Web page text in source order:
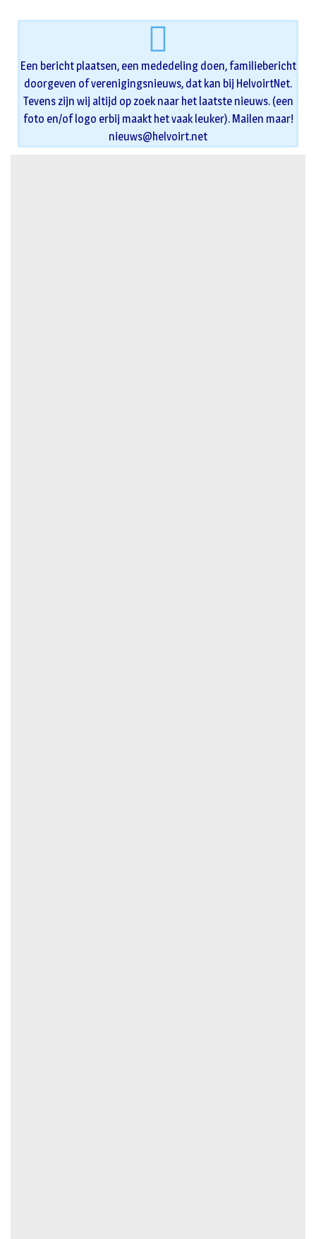
Een bericht plaatsen, een mededeling doen, familiebericht
doorgeven of verenigingsnieuws, dat kan bij HelvoirtNet.
Tevens zijn wij altijd op zoek naar het laatste nieuws. (een
foto en/of logo erbij maakt het vaak leuker). Mailen maar!
nieuws@helvoirt.net